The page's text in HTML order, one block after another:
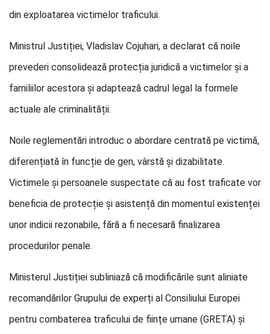
din exploatarea victimelor traficului.
Ministrul Justiției, Vladislav Cojuhari, a declarat că noile
prevederi consolidează protecția juridică a victimelor și a
familiilor acestora și adaptează cadrul legal la formele
actuale ale criminalității.
Noile reglementări introduc o abordare centrată pe victimă,
diferențiată în funcție de gen, vârstă și dizabilitate.
Victimele și persoanele suspectate că au fost traficate vor
beneficia de protecție și asistență din momentul existenței
unor indicii rezonabile, fără a fi necesară finalizarea
procedurilor penale.
Ministerul Justiției subliniază că modificările sunt aliniate
recomandărilor Grupului de experți al Consiliului Europei
pentru combaterea traficului de ființe umane (GRETA) și